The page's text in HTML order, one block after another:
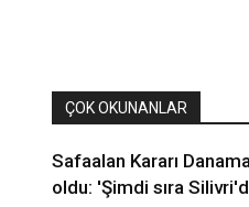
ÇOK OKUNANLAR
Safaalan Kararı
oldu: 'Şimdi sıra